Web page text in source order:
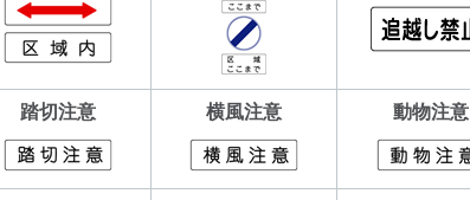
踏切注意 横風注意 動物注意